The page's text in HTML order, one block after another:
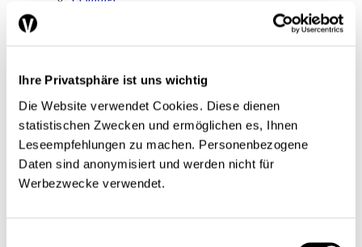
Ihre Privatsphäre ist uns wichtig
Die Website verwendet Cookies. Diese dienen
statistischen Zwecken und ermöglichen es, Ihnen
Leseempfehlungen zu machen. Personenbezogene
Daten sind anonymisiert und werden nicht für
Werbezwecke verwendet.
Next Generation
Infographies
Services
Auteures et auteurs
Éditions imprimées
Qui sommes-nous?
Contact
Protection des données/Conditions d’utilisation